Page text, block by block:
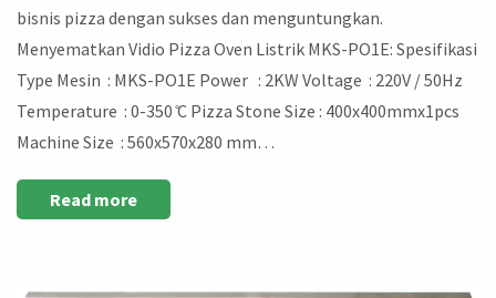
bisnis pizza dengan sukses dan menguntungkan.
Menyematkan Vidio Pizza Oven Listrik MKS-PO1E: Spesifikasi
Type Mesin : MKS-PO1E Power : 2KW Voltage : 220V / 50Hz
Temperature : 0-350 ̊C Pizza Stone Size : 400x400mmx1pcs
Machine Size : 560x570x280 mm…
Read more